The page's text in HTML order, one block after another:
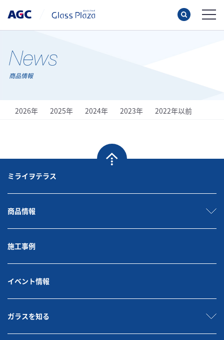
商品情報
2026年 2025年 2024年 2023年 2022年以前
ミライヲテラス
商品情報
施工事例
イベント情報
ガラスを知る